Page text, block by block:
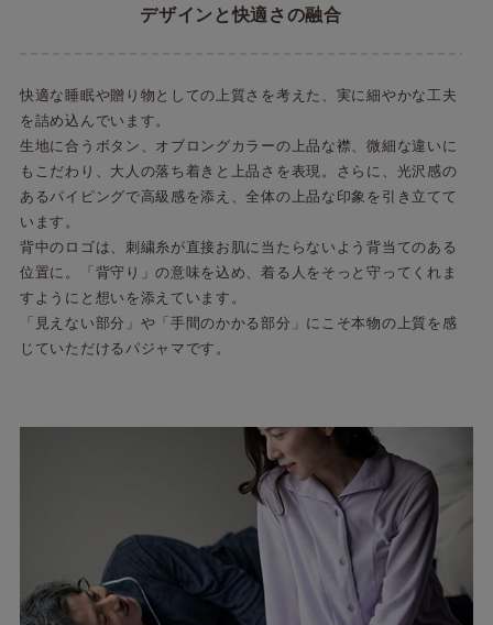
デザインと快適さの融合
快適な睡眠や贈り物としての上質さを考えた、実に細やかな工夫
を詰め込んでいます。
生地に合うボタン、オブロングカラーの上品な襟、微細な違いに
もこだわり、大人の落ち着きと上品さを表現。さらに、光沢感の
あるパイピングで高級感を添え、全体の上品な印象を引き立てて
います。
背中のロゴは、刺繍糸が直接お肌に当たらないよう背当てのある
位置に。「背守り」の意味を込め、着る人をそっと守ってくれま
すようにと想いを添えています。
「見えない部分」や「手間のかかる部分」にこそ本物の上質を感
じていただけるパジャマです。